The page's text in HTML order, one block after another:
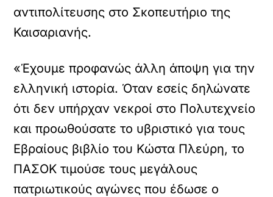
αντιπολίτευσης στο Σκοπευτήριο της
Καισαριανής.
«Έχουμε προφανώς άλλη άποψη για την
ελληνική ιστορία. Όταν εσείς δηλώνατε
ότι δεν υπήρχαν νεκροί στο Πολυτεχνείο
και προωθούσατε το υβριστικό για τους
Εβραίους βιβλίο του Κώστα Πλεύρη, το
ΠΑΣΟΚ τιμούσε τους μεγάλους
πατριωτικούς αγώνες που έδωσε ο